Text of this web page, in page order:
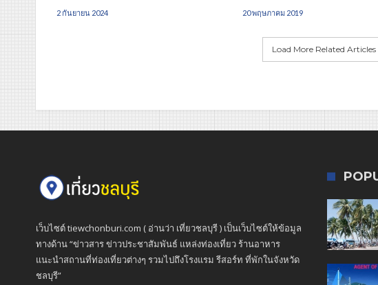
2 กันยายน 2024 20 พฤษภาคม 2019
Load More Related Articles
เว็บไซต์ tiewchonburi.com ( อ่านว่า เที่ยวชลบุรี ) เป็นเว็บไซต์ให้ข้อมูล
ทางด้าน “ข่าวสาร ข่าวประชาสัมพันธ์ แหล่งท่องเที่ยว ร้านอาหาร
แนะนำสถานที่ท่องเที่ยวต่างๆ รวมไปถึงโรงแรม รีสอร์ท ที่พักในจังหวัด
ชลบุรี”